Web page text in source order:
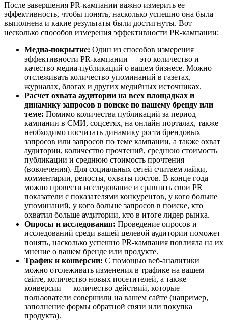
После завершения PR-кампании важно измерить ее
эффективность, чтобы понять, насколько успешно она была
выполнена и какие результаты были достигнуты. Вот
несколько способов измерения эффективности PR-кампании:
Медиа-покрытие: Один из способов измерения
эффективности PR-кампании — это количество и
качество медиа-публикаций о вашем бизнесе. Можно
отслеживать количество упоминаний в газетах,
журналах, блогах и других медийных источниках.
Расчет охвата аудитории на всех площадках и
динамику запросов в поиске по нашему бренду или
теме: Помимо количества публикаций за период
кампании в СМИ, соцсетях, на онлайн порталах, также
необходимо посчитать динамику роста брендовых
запросов или запросов по теме кампании, а также охват
аудитории, количество прочтений, среднюю стоимость
публикации и среднюю стоимость прочтения
(вовлечения). Для социальных сетей считаем лайки,
комментарии, репосты, охваты постов. В конце года
можно провести исследование и сравнить свои PR
показатели с показателями конкурентов, у кого больше
упоминаний, у кого больше запросов в поиске, кто
охватил больше аудитории, кто в итоге лидер рынка.
Опросы и исследования: Проведение опросов и
исследований среди вашей целевой аудитории поможет
понять, насколько успешно PR-кампания повлияла на их
мнение о вашем бренде или продукте.
Трафик и конверсии: С помощью веб-аналитики
можно отслеживать изменения в трафике на вашем
сайте, количество новых посетителей, а также
конверсии — количество действий, которые
пользователи совершили на вашем сайте (например,
заполнение формы обратной связи или покупка
продукта).